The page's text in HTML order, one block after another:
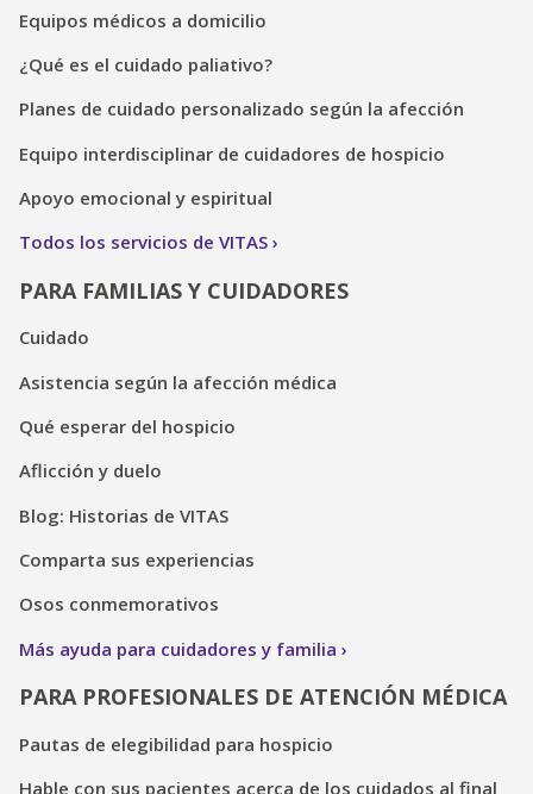
Equipos médicos a domicilio
¿Qué es el cuidado paliativo?
Planes de cuidado personalizado según la afección
Equipo interdisciplinar de cuidadores de hospicio
Apoyo emocional y espiritual
Todos los servicios de VITAS
PARA FAMILIAS Y CUIDADORES
Cuidado
Asistencia según la afección médica
Qué esperar del hospicio
Aflicción y duelo
Blog: Historias de VITAS
Comparta sus experiencias
Osos conmemorativos
Más ayuda para cuidadores y familia
PARA PROFESIONALES DE ATENCIÓN MÉDICA
Pautas de elegibilidad para hospicio
Hable con sus pacientes acerca de los cuidados al final